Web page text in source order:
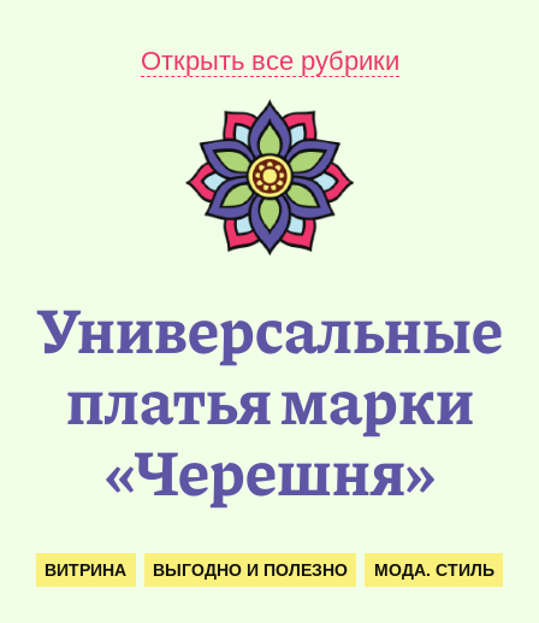
Открыть все рубрики
Универсальные
платья марки
«Черешня»
ВИТРИНА ВЫГОДНО И ПОЛЕЗНО МОДА. СТИЛЬ